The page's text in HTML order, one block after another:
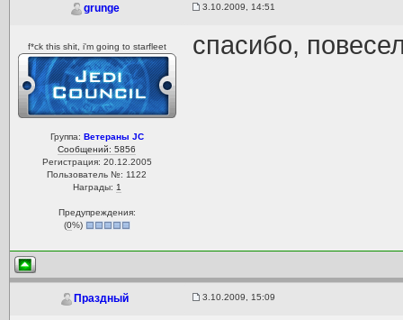
grunge 3.10.2009, 14:51
f*ck this shit, i'm going to starfleet
Группа: Ветераны JC
Сообщений: 5856
Регистрация: 20.12.2005
Пользователь №: 1122
Награды: 1
Предупреждения:
(0%)
спасибо,
Праздный 3.10.2009, 15:09